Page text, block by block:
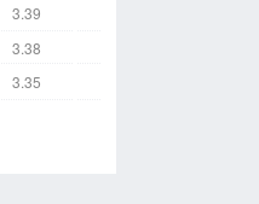
3.39
3.38
3.35